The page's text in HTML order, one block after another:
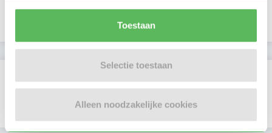
Toestaan
Selectie toestaan
Alleen noodzakelijke cookies
Er zijn nog geen beoordelingen